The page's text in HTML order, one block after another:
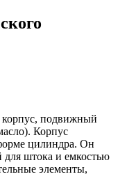
подвижный
Корпус
цилиндра. Он
штока и емкостью
элементы,